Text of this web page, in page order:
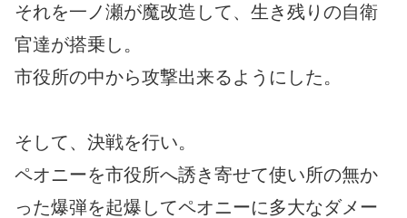
それを一ノ瀬が魔改造して、生き残りの自衛
官達が搭乗し。
市役所の中から攻撃出来るようにした。
そして、決戦を行い。
ペオニーを市役所へ誘き寄せて使い所の無か
った爆弾を起爆してペオニーに多大なダメー